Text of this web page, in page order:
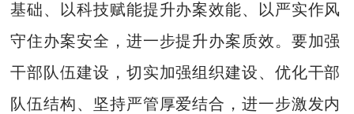
基础、以科技赋能提升办案效能、以严实作风
守住办案安全，进一步提升办案质效。要加强
干部队伍建设，切实加强组织建设、优化干部
队伍结构、坚持严管厚爱结合，进一步激发内